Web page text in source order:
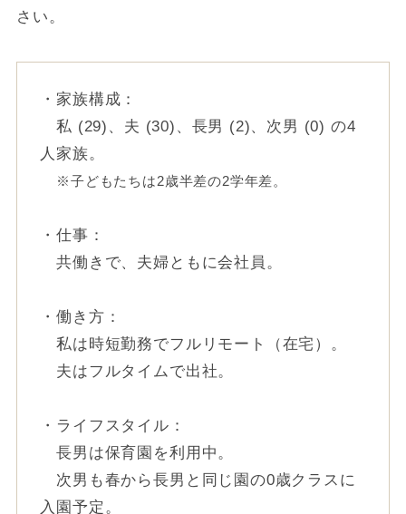
さい。
・家族構成：
私 (29)、夫 (30)、長男 (2)、次男 (0) の4
人家族。
※子どもたちは2歳半差の2学年差。
・仕事：
共働きで、夫婦ともに会社員。
・働き方：
私は時短勤務でフルリモート（在宅）。
夫はフルタイムで出社。
・ライフスタイル：
長男は保育園を利用中。
次男も春から長男と同じ園の0歳クラスに
入園予定。